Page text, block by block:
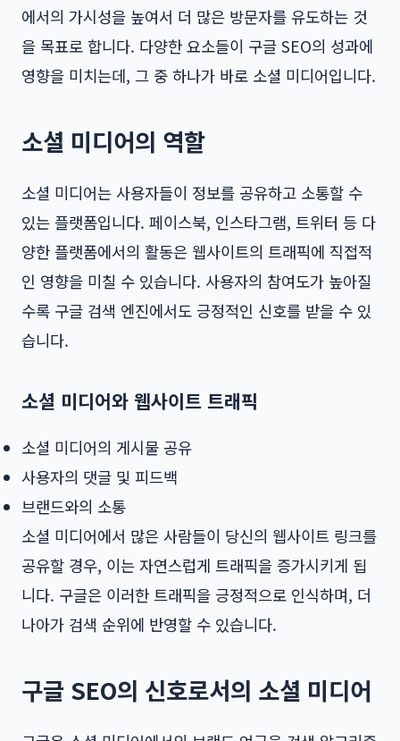
에서의 가시성을 높여서 더 많은 방문자를 유도하는 것
을 목표로 합니다. 다양한 요소들이 구글 SEO의 성과에
영향을 미치는데, 그 중 하나가 바로 소셜 미디어입니다.
소셜 미디어의 역할
소셜 미디어는 사용자들이 정보를 공유하고 소통할 수
있는 플랫폼입니다. 페이스북, 인스타그램, 트위터 등 다
양한 플랫폼에서의 활동은 웹사이트의 트래픽에 직접적
인 영향을 미칠 수 있습니다. 사용자의 참여도가 높아질
수록 구글 검색 엔진에서도 긍정적인 신호를 받을 수 있
습니다.
소셜 미디어와 웹사이트 트래픽
소셜 미디어의 게시물 공유
사용자의 댓글 및 피드백
브랜드와의 소통
소셜 미디어에서 많은 사람들이 당신의 웹사이트 링크를
공유할 경우, 이는 자연스럽게 트래픽을 증가시키게 됩
니다. 구글은 이러한 트래픽을 긍정적으로 인식하며, 더
나아가 검색 순위에 반영할 수 있습니다.
구글 SEO의 신호로서의 소셜 미디어